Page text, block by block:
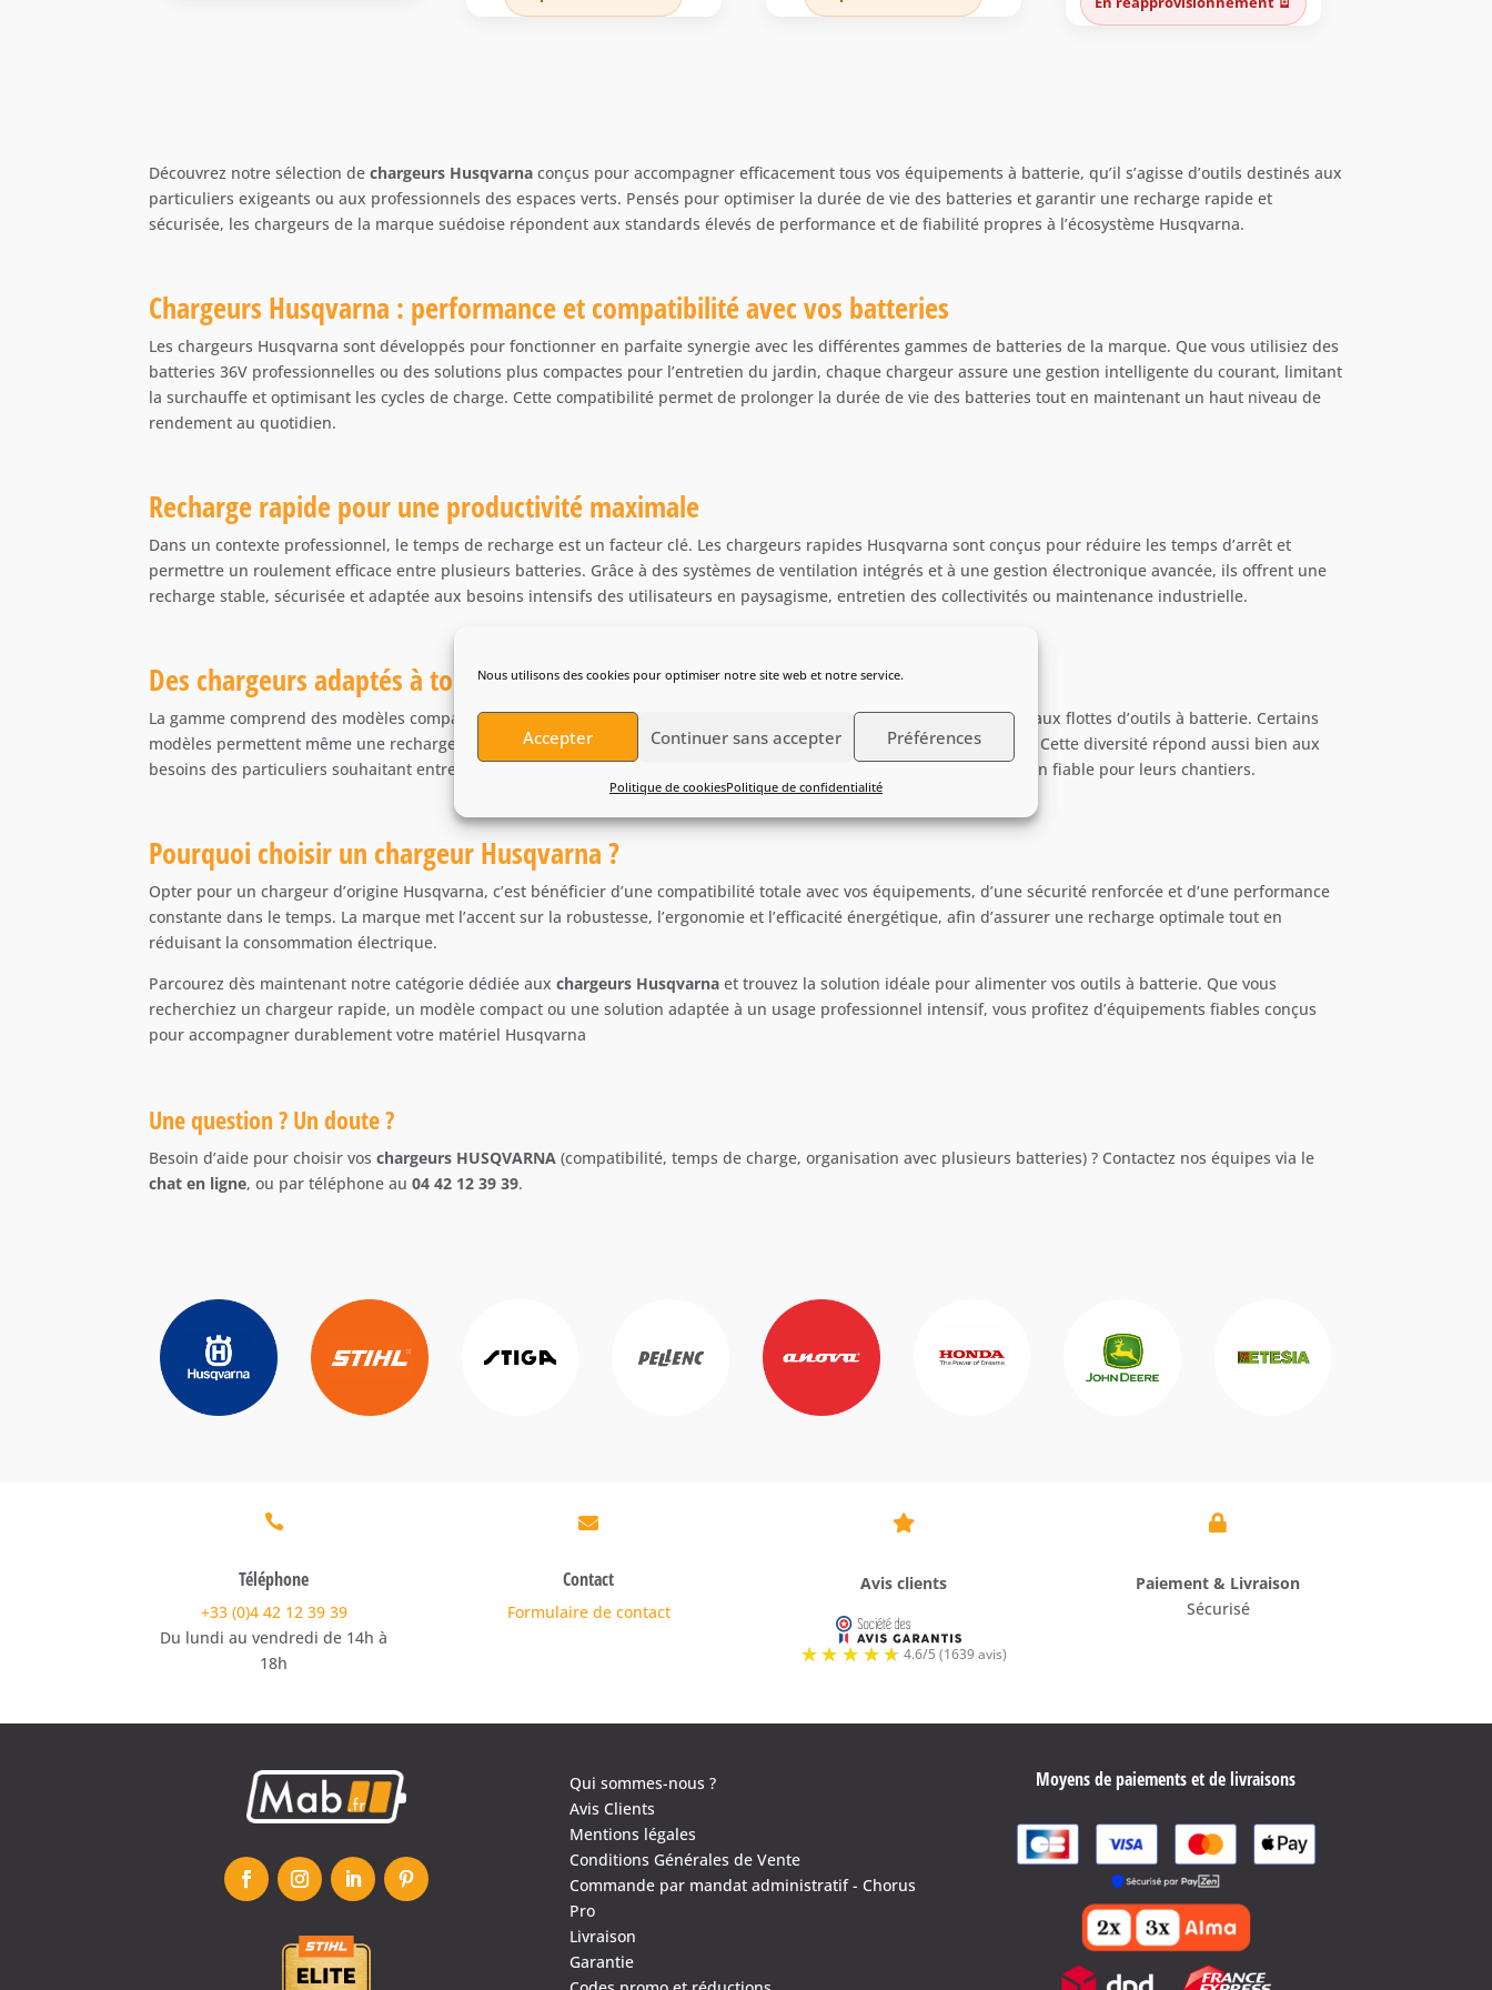
Nous utilisons des cookies pour optimiser notre site web et notre service.
Accepter Continuer sans accepter Préférences
Politique de cookiesPolitique de confidentialité
initial
actuel
initial actuel
initial actuel
Découvrez notre sélection dechargeurs Husqvarna conçus pour accompagner efficacement tous vos équipements à batterie, qu’il s’agisse d’outils destinés aux
particuliers exigeants ou aux professionnels des espaces verts. Pensés pour optimiser la durée de vie des batteries et garantir une recharge rapide et
sécurisée, les chargeurs de la marque suédoise répondent aux standards élevés de performance et de fiabilité propres à l’écosystème Husqvarna.
Chargeurs Husqvarna : performance et compatibilité avec vos batteries
Les chargeurs Husqvarna sont développés pour fonctionner en parfaite synergie avec les différentes gammes de batteries de la marque. Que vous utilisiez des
batteries 36V professionnelles ou des solutions plus compactes pour l’entretien du jardin, chaque chargeur assure une gestion intelligente du courant, limitant
la surchauffe et optimisant les cycles de charge. Cette compatibilité permet de prolonger la durée de vie des batteries tout en maintenant un haut niveau de
rendement au quotidien.
Recharge rapide pour une productivité maximale
Dans un contexte professionnel, le temps de recharge est un facteur clé. Les chargeurs rapides Husqvarna sont conçus pour réduire les temps d’arrêt et
permettre un roulement efficace entre plusieurs batteries. Grâce à des systèmes de ventilation intégrés et à une gestion électronique avancée, ils offrent une
recharge stable, sécurisée et adaptée aux besoins intensifs des utilisateurs en paysagisme, entretien des collectivités ou maintenance industrielle.
Des chargeurs adaptés à tous les usages
La gamme comprend des modèles compacts pour une utilisation ponctuelle ainsi que des chargeurs rapides destinés aux flottes d’outils à batterie. Certains
modèles permettent même une recharge simultanée ou une intégration dans des solutions de stockage professionnel. Cette diversité répond aussi bien aux
besoins des particuliers souhaitant entretenir leur jardin qu’aux exigences des professionnels recherchant une solution fiable pour leurs chantiers.
Pourquoi choisir un chargeur Husqvarna ?
Opter pour un chargeur d’origine Husqvarna, c’est bénéficier d’une compatibilité totale avec vos équipements, d’une sécurité renforcée et d’une performance
constante dans le temps. La marque met l’accent sur la robustesse, l’ergonomie et l’efficacité énergétique, afin d’assurer une recharge optimale tout en
réduisant la consommation électrique.
Parcourez dès maintenant notre catégorie dédiée auxchargeurs Husqvarna et trouvez la solution idéale pour alimenter vos outils à batterie. Que vous
recherchiez un chargeur rapide, un modèle compact ou une solution adaptée à un usage professionnel intensif, vous profitez d’équipements fiables conçus
pour accompagner durablement votre matériel Husqvarna
Une question ? Un doute ?
Besoin d’aide pour choisir voschargeurs HUSQVARNA (compatibilité, temps de charge, organisation avec plusieurs batteries) ? Contactez nos équipes via le
chat en ligne, ou par téléphone au04 42 12 39 39.

Téléphone
+33 (0)4 42 12 39 39
Du lundi au vendredi de 14h à
18h

Contact
Formulaire de contact

Avis clients

Paiement & Livraison
Sécurisé
Qui sommes-nous ?
Avis Clients
Mentions légales
Conditions Générales de Vente
Commande par mandat administratif - Chorus
Pro
Livraison
Garantie
Moyens de paiements et de livraisons